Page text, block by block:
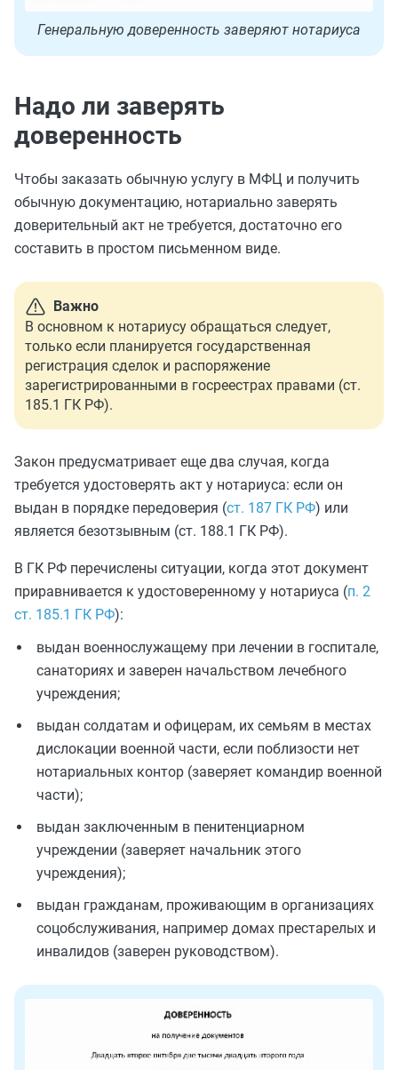
Генеральную доверенность заверяют нотариуса
Надо ли заверять
доверенность
Чтобы заказать обычную услугу в МФЦ и получить
обычную документацию, нотариально заверять
доверительный акт не требуется, достаточно его
составить в простом письменном виде.
Важно
В основном к нотариусу обращаться следует,
только если планируется государственная
регистрация сделок и распоряжение
зарегистрированными в госреестрах правами (ст.
185.1 ГК РФ).
Закон предусматривает еще два случая, когда
требуется удостоверять акт у нотариуса: если он
выдан в порядке передоверия (ст. 187 ГК РФ) или
является безотзывным (ст. 188.1 ГК РФ).
В ГК РФ перечислены ситуации, когда этот документ
приравнивается к удостоверенному у нотариуса (п. 2
ст. 185.1 ГК РФ):
выдан военнослужащему при лечении в госпитале,
санаториях и заверен начальством лечебного
учреждения;
выдан солдатам и офицерам, их семьям в местах
дислокации военной части, если поблизости нет
нотариальных контор (заверяет командир военной
части);
выдан заключенным в пенитенциарном
учреждении (заверяет начальник этого
учреждения);
выдан гражданам, проживающим в организациях
соцобслуживания, например домах престарелых и
инвалидов (заверен руководством).